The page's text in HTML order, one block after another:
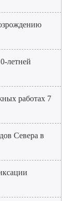
летней
работах 7
Севера в